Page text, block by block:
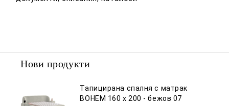
Нови продукти
Тапицирана спалня с матрак
BOHEM 160 х 200 - бежов 07